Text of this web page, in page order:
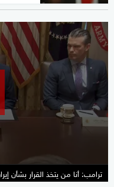
ترامب: أنا من يتخذ القرار بشأن